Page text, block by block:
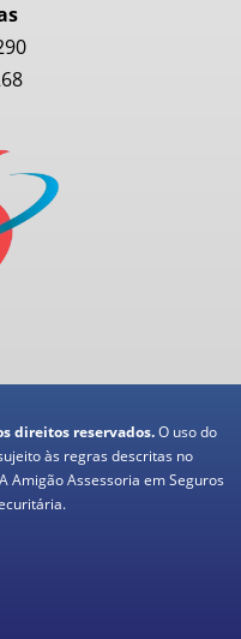
direitos reservados.O uso do
às regras descritas no
Amigão Assessoria em Seguros